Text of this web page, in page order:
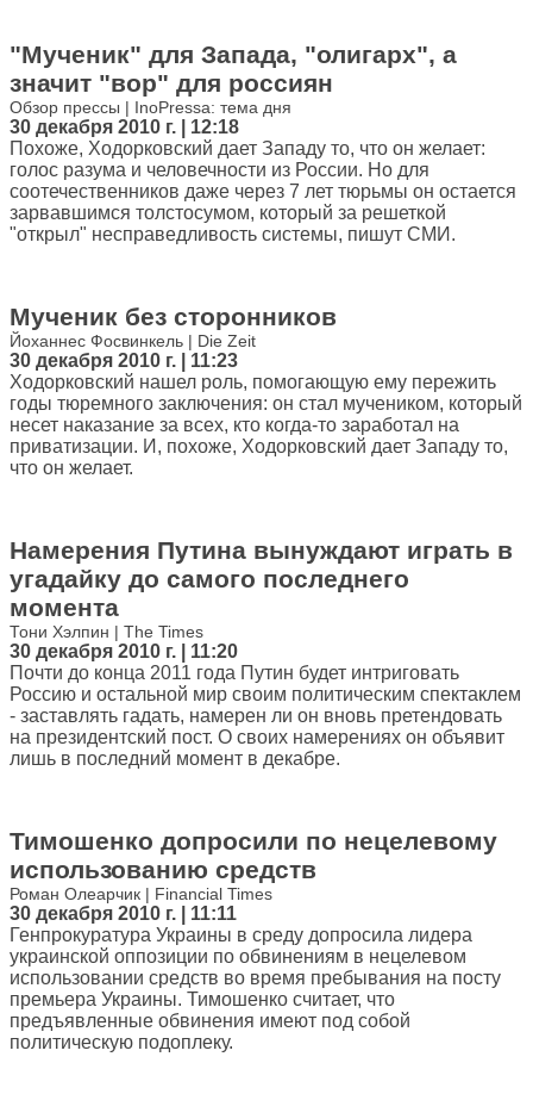
"Мученик" для Запада, "олигарх", а
значит "вор" для россиян
Обзор прессы | InoPressa: тема дня
30 декабря 2010 г. | 12:18
Похоже, Ходорковский дает Западу то, что он желает:
голос разума и человечности из России. Но для
соотечественников даже через 7 лет тюрьмы он остается
зарвавшимся толстосумом, который за решеткой
"открыл" несправедливость системы, пишут СМИ.
Мученик без сторонников
Йоханнес Фосвинкель | Die Zeit
30 декабря 2010 г. | 11:23
Ходорковский нашел роль, помогающую ему пережить
годы тюремного заключения: он стал мучеником, который
несет наказание за всех, кто когда-то заработал на
приватизации. И, похоже, Ходорковский дает Западу то,
что он желает.
Намерения Путина вынуждают играть в
угадайку до самого последнего
момента
Тони Хэлпин | The Times
30 декабря 2010 г. | 11:20
Почти до конца 2011 года Путин будет интриговать
Россию и остальной мир своим политическим спектаклем
- заставлять гадать, намерен ли он вновь претендовать
на президентский пост. О своих намерениях он объявит
лишь в последний момент в декабре.
Тимошенко допросили по нецелевому
использованию средств
Роман Олеарчик | Financial Times
30 декабря 2010 г. | 11:11
Генпрокуратура Украины в среду допросила лидера
украинской оппозиции по обвинениям в нецелевом
использовании средств во время пребывания на посту
премьера Украины. Тимошенко считает, что
предъявленные обвинения имеют под собой
политическую подоплеку.